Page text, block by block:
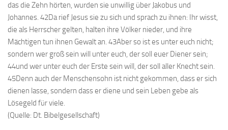
das die Zehn hörten, wurden sie unwillig über Jakobus und
Johannes. 42Da rief Jesus sie zu sich und sprach zu ihnen: Ihr wisst,
die als Herrscher gelten, halten ihre Völker nieder, und ihre
Mächtigen tun ihnen Gewalt an. 43Aber so ist es unter euch nicht;
sondern wer groß sein will unter euch, der soll euer Diener sein;
44und wer unter euch der Erste sein will, der soll aller Knecht sein.
45Denn auch der Menschensohn ist nicht gekommen, dass er sich
dienen lasse, sondern dass er diene und sein Leben gebe als
Lösegeld für viele.
(Quelle: Dt. Bibelgesellschaft)